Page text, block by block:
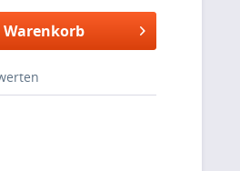
Warenkorb